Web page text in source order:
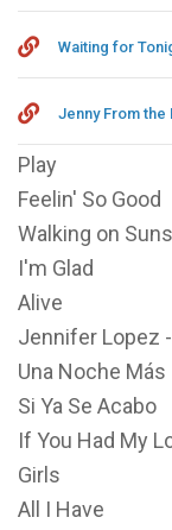
Waiting for
Jenny From the
Play
Feelin' So Good
Walking on
I'm Glad
Alive
Jennifer Lopez
Una Noche Más
Si Ya Se Acabo
If You Had My
Girls
All I Have